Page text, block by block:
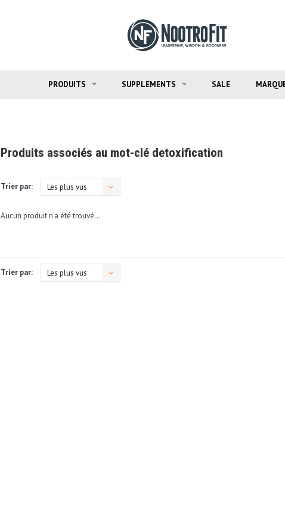
PRODUITS SUPPLEMENTS SALE
Produits associés au mot-clé detoxification
Trier par: Les plus vus
Aucun produit n'a été trouvé...
Trier par: Les plus vus